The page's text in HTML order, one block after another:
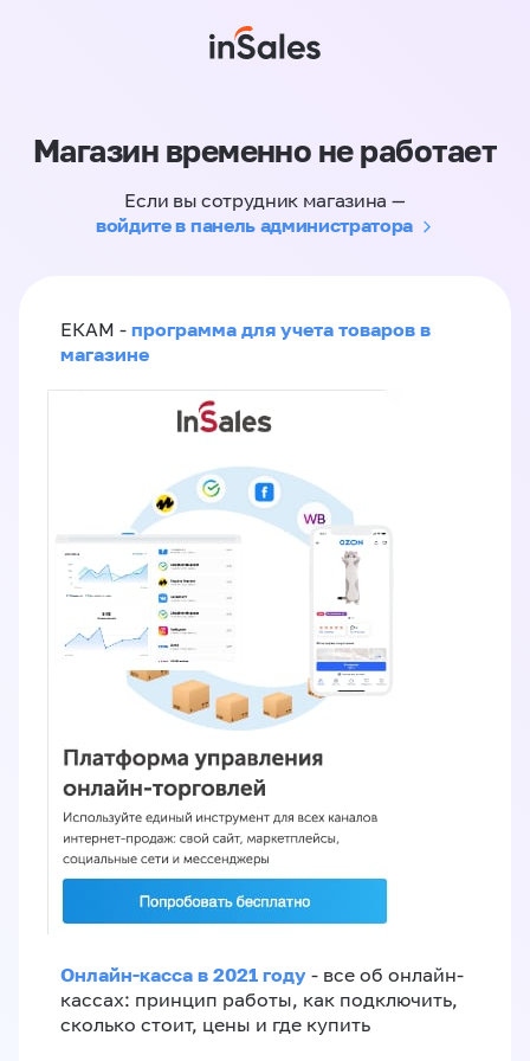
Магазин временно не работает
Если вы сотрудник магазина —
войдите в панель администратора
ЕКАМ - программа для учета товаров в
магазине
Онлайн-касса в 2021 году - все об онлайн-
кассах: принцип работы, как подключить,
сколько стоит, цены и где купить